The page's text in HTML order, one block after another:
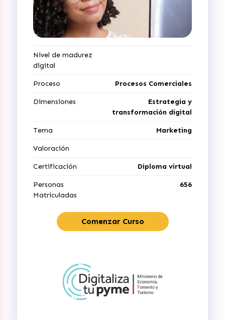
Nivel de madurez
digital
Proceso Procesos Comerciales
Dimensiones
Estrategia y
transformación digital
Tema Marketing
Valoración
Certificación Diploma virtual
Personas
Matriculadas
656
Comenzar Curso